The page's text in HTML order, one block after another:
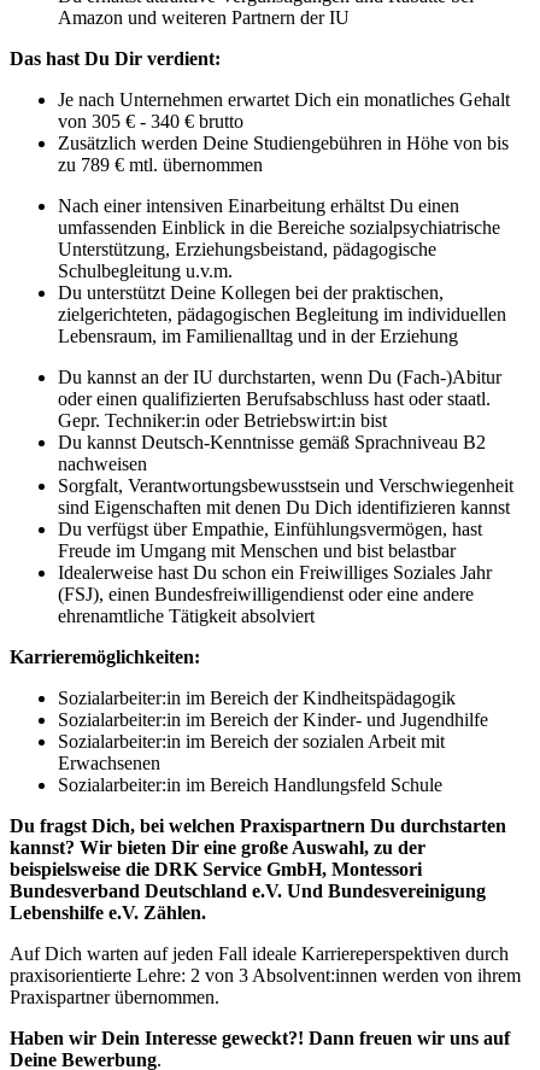
Amazon und weiteren Partnern der IU
Das hast Du Dir verdient:
Je nach Unternehmen erwartet Dich ein monatliches Gehalt
von 305 € - 340 € brutto
Zusätzlich werden Deine Studiengebühren in Höhe von bis
zu 789 € mtl. übernommen
Nach einer intensiven Einarbeitung erhältst Du einen
umfassenden Einblick in die Bereiche sozialpsychiatrische
Unterstützung, Erziehungsbeistand, pädagogische
Schulbegleitung u.v.m.
Du unterstützt Deine Kollegen bei der praktischen,
zielgerichteten, pädagogischen Begleitung im individuellen
Lebensraum, im Familienalltag und in der Erziehung
Du kannst an der IU durchstarten, wenn Du (Fach-)Abitur
oder einen qualifizierten Berufsabschluss hast oder staatl.
Gepr. Techniker:in oder Betriebswirt:in bist
Du kannst Deutsch-Kenntnisse gemäß Sprachniveau B2
nachweisen
Sorgfalt, Verantwortungsbewusstsein und Verschwiegenheit
sind Eigenschaften mit denen Du Dich identifizieren kannst
Du verfügst über Empathie, Einfühlungsvermögen, hast
Freude im Umgang mit Menschen und bist belastbar
Idealerweise hast Du schon ein Freiwilliges Soziales Jahr
(FSJ), einen Bundesfreiwilligendienst oder eine andere
ehrenamtliche Tätigkeit absolviert
Karrieremöglichkeiten:
Sozialarbeiter:in im Bereich der Kindheitspädagogik
Sozialarbeiter:in im Bereich der Kinder- und Jugendhilfe
Sozialarbeiter:in im Bereich der sozialen Arbeit mit
Erwachsenen
Sozialarbeiter:in im Bereich Handlungsfeld Schule
Du fragst Dich, bei welchen Praxispartnern Du durchstarten
kannst? Wir bieten Dir eine große Auswahl, zu der
beispielsweise die DRK Service GmbH, Montessori
Bundesverband Deutschland e.V. Und Bundesvereinigung
Lebenshilfe e.V. Zählen.
Auf Dich warten auf jeden Fall ideale Karriereperspektiven durch
praxisorientierte Lehre: 2 von 3 Absolvent:innen werden von ihrem
Praxispartner übernommen.
Haben wir Dein Interesse geweckt?! Dann freuen wir uns auf
Deine Bewerbung.